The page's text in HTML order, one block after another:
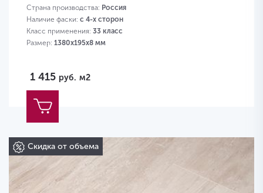
Страна производства: Россия
Наличие фаски: с 4-х сторон
Класс применения: 33 класс
Размер: 1380х195х8 мм
1 415 руб. м2
Скидка от объема